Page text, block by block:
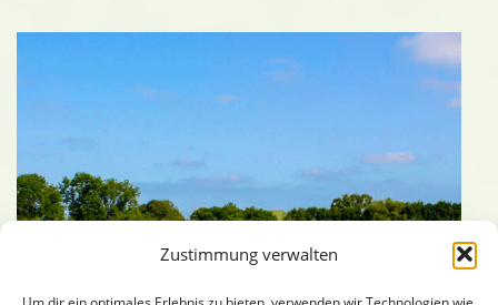
Zustimmung verwalten